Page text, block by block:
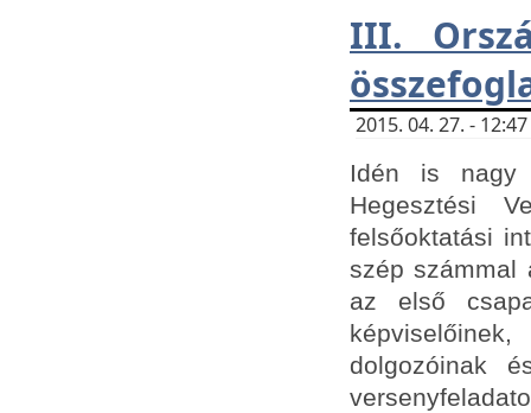
III.
2015. 04. 27. -
Idén is nagy
Hegesztési
felsőoktatási
szép számmal
az első
dolgozóinak